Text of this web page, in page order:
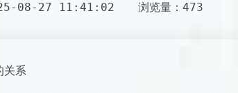
08-27 11:41:02 浏览量：473
关系